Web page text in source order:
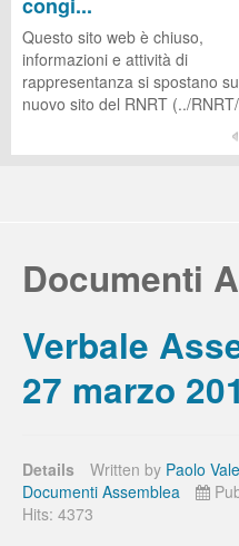
Questo sito web è chiuso,
informazioni e attività di
rappresentanza si spostano
nuovo sito del RNRT (../
Documenti
Verbale
27 marzo
Details Written by Paolo
Documenti Assemblea
Hits: 4373
CUG